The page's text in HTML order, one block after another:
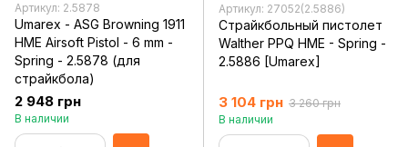
Артикул: 2.5878
Umarex - ASG Browning 1911
HME Airsoft Pistol - 6 mm -
Spring - 2.5878 (для
страйкбола)
2 948 грн
В наличии
Артикул: 27052(2.5886)
Страйкбольный пистолет
Walther PPQ HME - Spring -
2.5886 [Umarex]
3 104 грн 3 260 грн
В наличии